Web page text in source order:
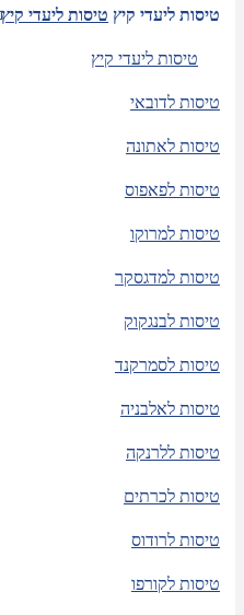
טיסות ליעדי קיץ טיסות ליעדי קיץ
טיסות ליעדי קיץ
טיסות לדובאי
טיסות לאתונה
טיסות לפאפוס
טיסות למרוקו
טיסות למדגסקר
טיסות לבנגקוק
טיסות לסמרקנד
טיסות לאלבניה
טיסות ללרנקה
טיסות לכרתים
טיסות לרודוס
טיסות לקורפו